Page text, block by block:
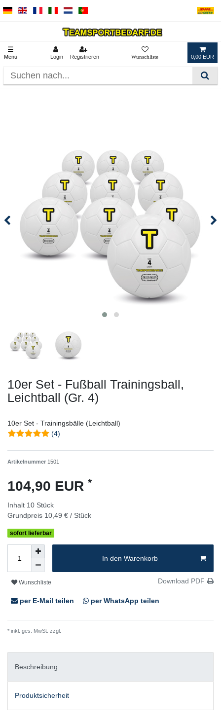
☰
Menü Login Registrieren 0,00 EUR
10er Set - Fußball Trainingsball,
Leichtball (Gr. 4)
10er Set - Trainingsbälle (Leichtball)
(4)
Artikelnummer 1501
104,90 EUR *
Inhalt 10 Stück
Grundpreis 10,49 € / Stück
sofort lieferbar
In den Warenkorb
Wunschliste Download PDF
per E-Mail teilen per WhatsApp teilen
* inkl. ges. MwSt. zzgl.
Beschreibung
Produktsicherheit